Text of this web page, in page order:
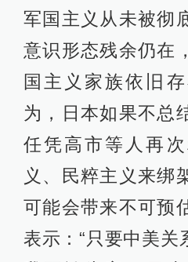
军国主义从未被彻
意识形态残余仍在
国主义家族依旧
为，日本如果不总
任凭高市等人再
义、民粹主义来绑
可能会带来不可预
表示：“只要中美关